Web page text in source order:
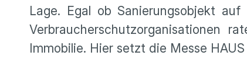
Lage. Egal ob Sanierungsobjekt
Verbraucherschutzorganisationen
Immobilie. Hier setzt die Messe